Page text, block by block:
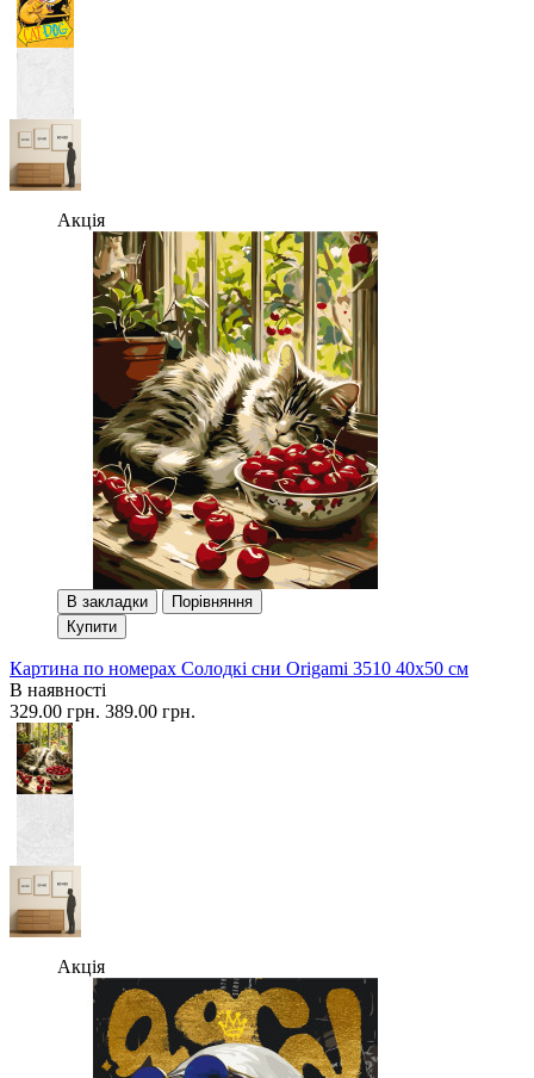
Акція
В закладки
Порівняння
Купити
Картина по номерах Солодкі сни Origami 3510 40x50 см
В наявності
329.00 грн. 389.00 грн.
Акція